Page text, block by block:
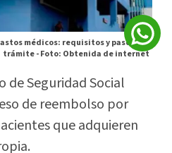
médicos: requisitos y pasos del
trámite -Foto: Obtenida de internet
Seguridad Social
de reembolso por
que adquieren